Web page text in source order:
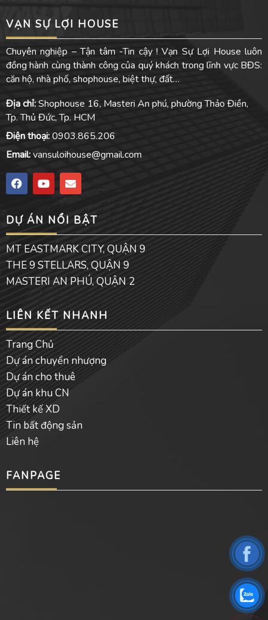
VẠN SỰ LỢI HOUSE
Chuyên nghiệp – Tận tâm -Tin cậy ! Vạn Sự Lợi House luôn
đồng hành cùng thành công của quý khách trong lĩnh vực BĐS:
căn hộ, nhà phố, shophouse, biệt thự, đất…
Địa chỉ:Shophouse 16, Masteri An phú, phường Thảo Điền,
Tp. Thủ Đức, Tp. HCM
Điện thoại:0903.865.206
Email:vansuloihouse@gmail.com
F
a
c
b
o
o
k
Y
o
u
u
b
e
E
n
v
o
p
e
DỰ ÁN NỔI BẬT
MT EASTMARK CITY, QUẬN 9
THE 9 STELLARS, QUẬN 9
MASTERI AN PHÚ, QUẬN 2
LIÊN KẾT NHANH
Trang Chủ
Dự án chuyển nhượng
Dự án cho thuê
Dự án khu CN
Thiết kế XD
Tin bất động sản
Liên hệ
FANPAGE